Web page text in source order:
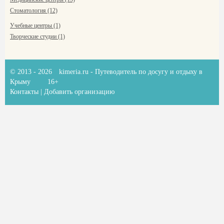
Стоматология (12)
Учебные центры (1)
Творческие студии (1)
© 2013 - 2026 kimeria.ru - Путеводитель по досугу и отдыху в
Крыму
16+
Контакты
Добавить организацию